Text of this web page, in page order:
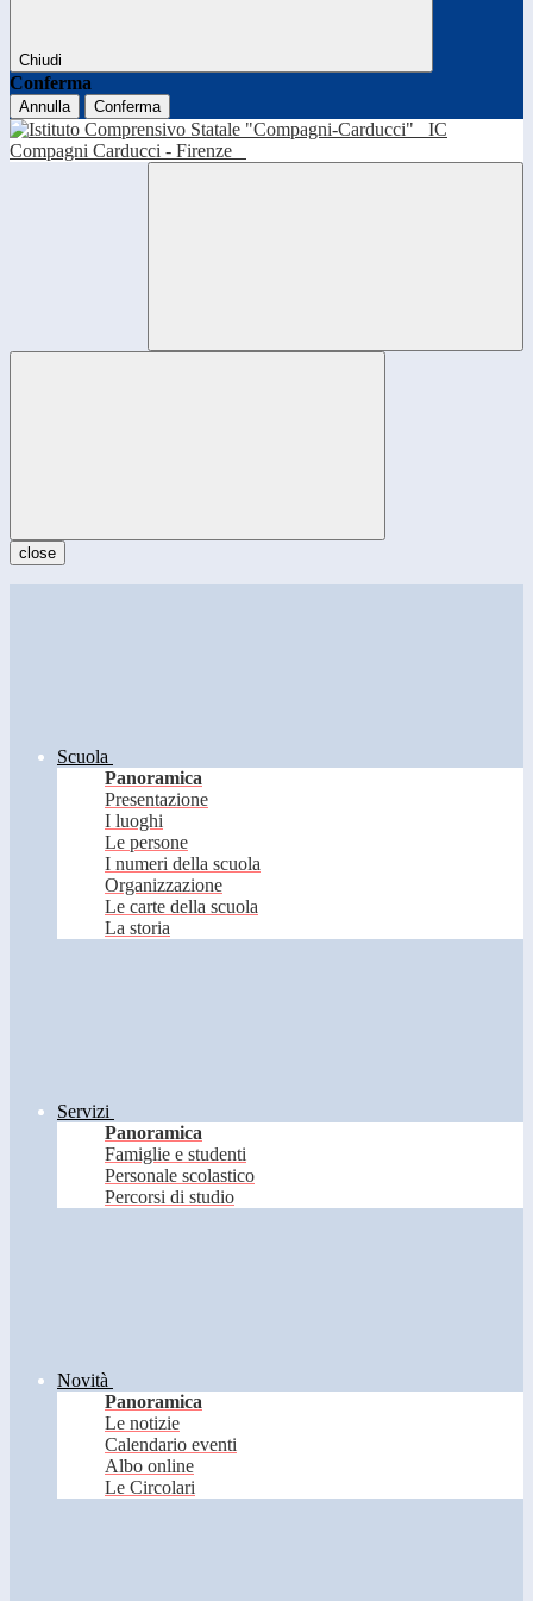
Chiudi
Conferma
Annulla Conferma
IC
Compagni Carducci - Firenze
close
Scuola
Panoramica
Presentazione
I luoghi
Le persone
I numeri della scuola
Organizzazione
Le carte della scuola
La storia
Servizi
Panoramica
Famiglie e studenti
Personale scolastico
Percorsi di studio
Novità
Panoramica
Le notizie
Calendario eventi
Albo online
Le Circolari